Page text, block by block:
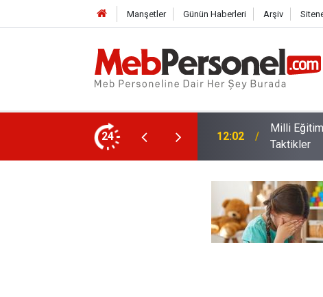
Manşetler Günün Haberleri Arşiv
24
Üniversite Tercihi Yapacak Öğrencilere
11:32 İl Dışı